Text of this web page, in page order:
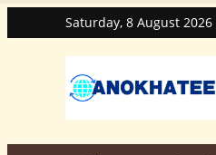
Saturday, 8 August 2026